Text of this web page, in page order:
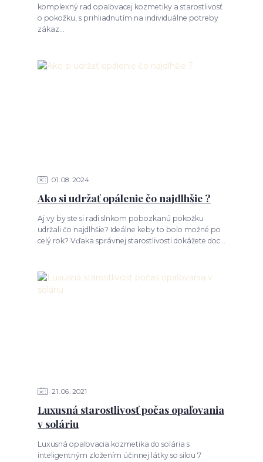
komplexný rad opaľovacej kozmetiky a starostlivosť
o pokožku, s prihliadnutím na individuálne potreby
zákaz...
01 08 2024
Ako si udržať opálenie čo najdlhšie ?
Aj vy by ste si radi slnkom pobozkanú pokožku
udržali čo najdlhšie? Ideálne keby to bolo možné po
celý rok? Vďaka správnej starostlivosti dokážete doc...
21 06 2021
Luxusná starostlivosť počas opaľovania
v soláriu
Luxusná opaľovacia kozmetika do solária s
inteligentným zložením účinnej látky so silou 7